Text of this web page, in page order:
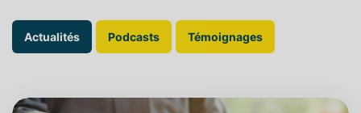
Actualités Podcasts Témoignages